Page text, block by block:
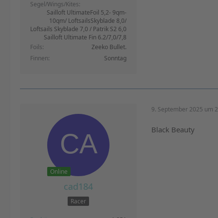
Segel/Wings/Kites
Sailloft UltimateFoil 5,2- 9qm-
10qm/ LoftsailsSkyblade 8,0/
Loftsails Skyblade 7,0 / Patrik S2 6,0
Sailloft Ultimate Fin 6.2/7,0/7,8
Foils
Zeeko Bullet.
Finnen
Sonntag
Online
cad184
Racer
9. September 2025 um
Black Beauty